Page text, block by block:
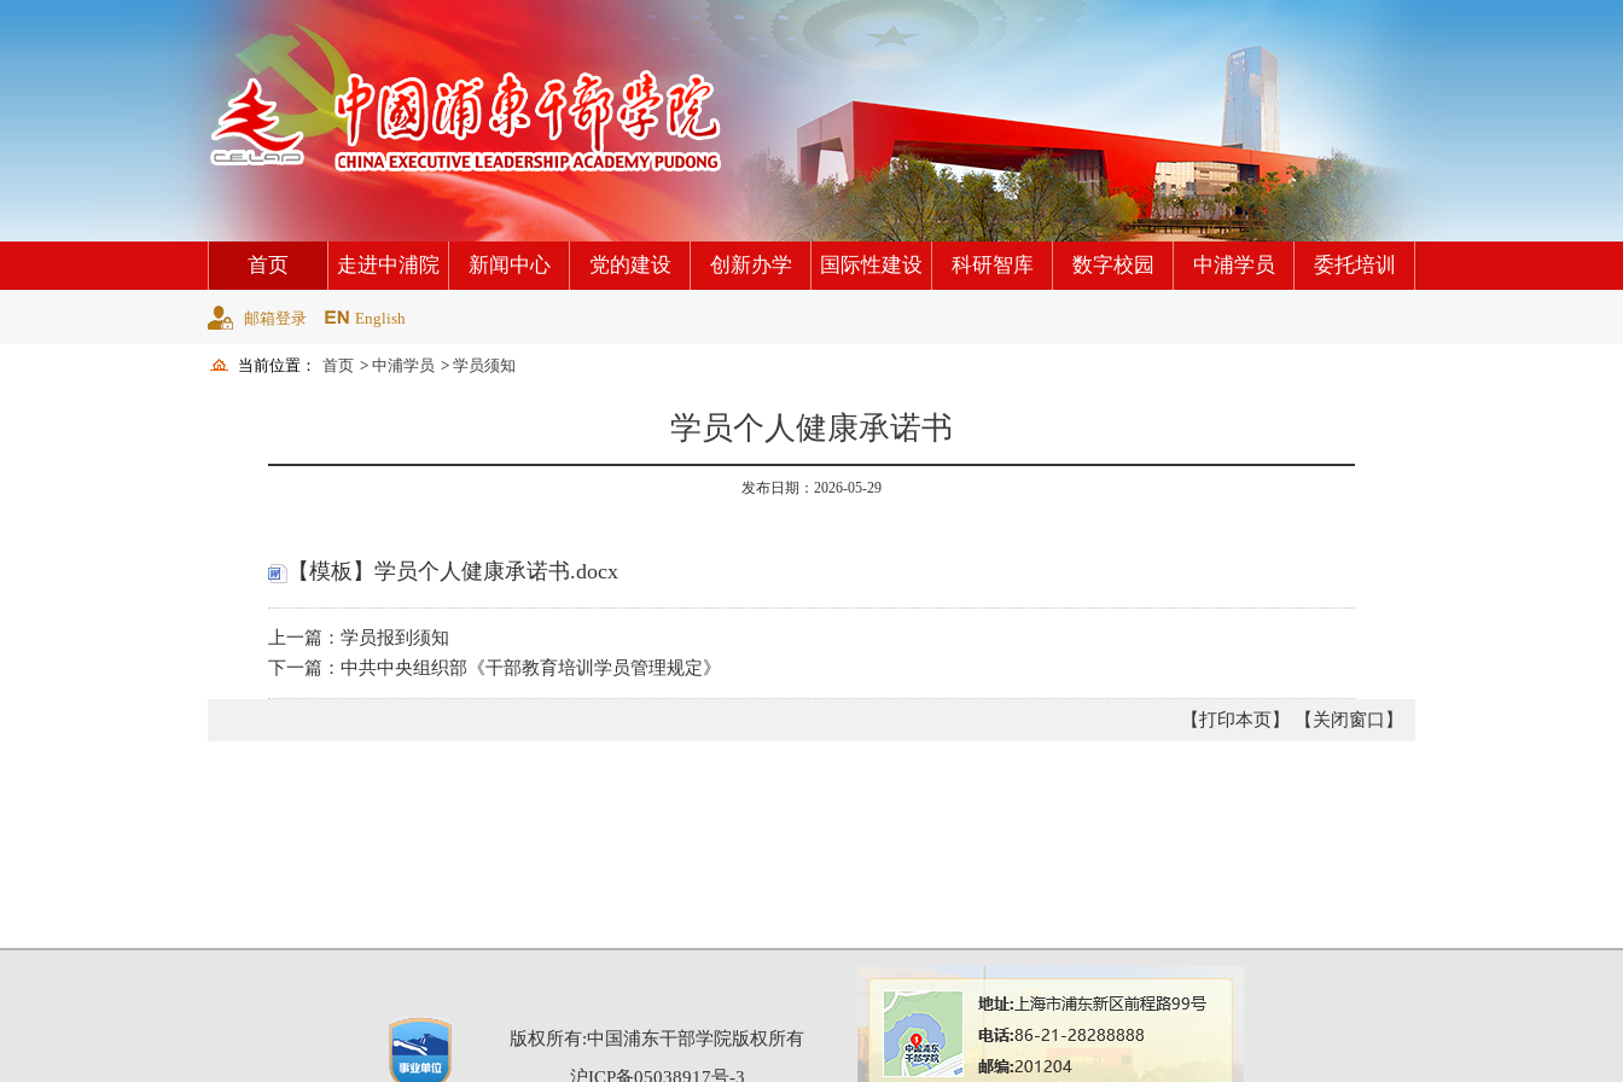
首页 走进中浦院 新闻中心 党的建设 创新办学 国际性建设 科研智库 数字校园 中浦学员 委托培训
邮箱登录 English
当前位置： 首页 > 中浦学员 > 学员须知
学员个人健康承诺书
发布日期：2026-05-29
【模板】学员个人健康承诺书.docx
上一篇：学员报到须知
下一篇：中共中央组织部《干部教育培训学员管理规定》
【打印本页】 【关闭窗口】
版权所有:中国浦东干部学院版权所有
沪ICP备05038917号-3